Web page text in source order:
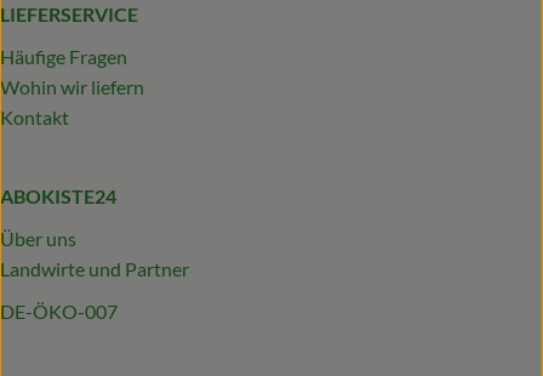
LIEFERSERVICE
Häufige Fragen
Wohin wir liefern
Kontakt
ABOKISTE24
Über uns
Landwirte und Partner
DE-ÖKO-007